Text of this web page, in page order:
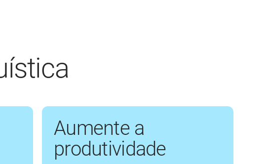
Aumente a
produtividade